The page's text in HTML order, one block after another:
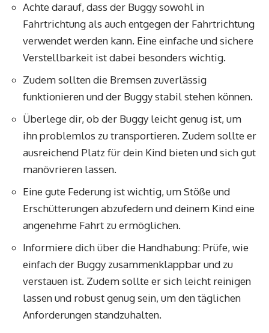
Achte darauf, dass der Buggy sowohl in
Fahrtrichtung als auch entgegen der Fahrtrichtung
verwendet werden kann. Eine einfache und sichere
Verstellbarkeit ist dabei besonders wichtig.
Zudem sollten die Bremsen zuverlässig
funktionieren und der Buggy stabil stehen können.
Überlege dir, ob der Buggy leicht genug ist, um
ihn problemlos zu transportieren. Zudem sollte er
ausreichend Platz für dein Kind bieten und sich gut
manövrieren lassen.
Eine gute Federung ist wichtig, um Stöße und
Erschütterungen abzufedern und deinem Kind eine
angenehme Fahrt zu ermöglichen.
Informiere dich über die Handhabung: Prüfe, wie
einfach der Buggy zusammenklappbar und zu
verstauen ist. Zudem sollte er sich leicht reinigen
lassen und robust genug sein, um den täglichen
Anforderungen standzuhalten.